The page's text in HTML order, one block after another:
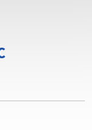
informácie iba
stránka
webového sídla.